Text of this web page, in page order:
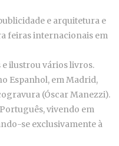
e arquitetura e
feiras internacionais em
e ilustrou vários livros.
Espanhol, em Madrid,
(Óscar Manezzi).
vivendo em
se exclusivamente à